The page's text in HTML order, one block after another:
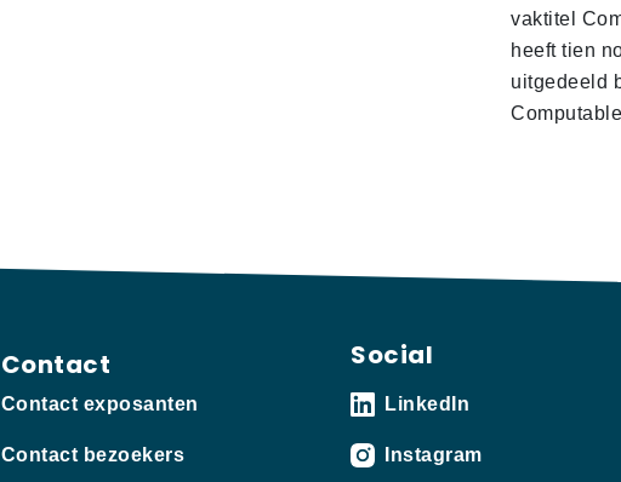
vaktitel
heeft tien
uitgedeeld
Contact
Contact exposanten
Contact bezoekers
Social
LinkedIn
Instagram